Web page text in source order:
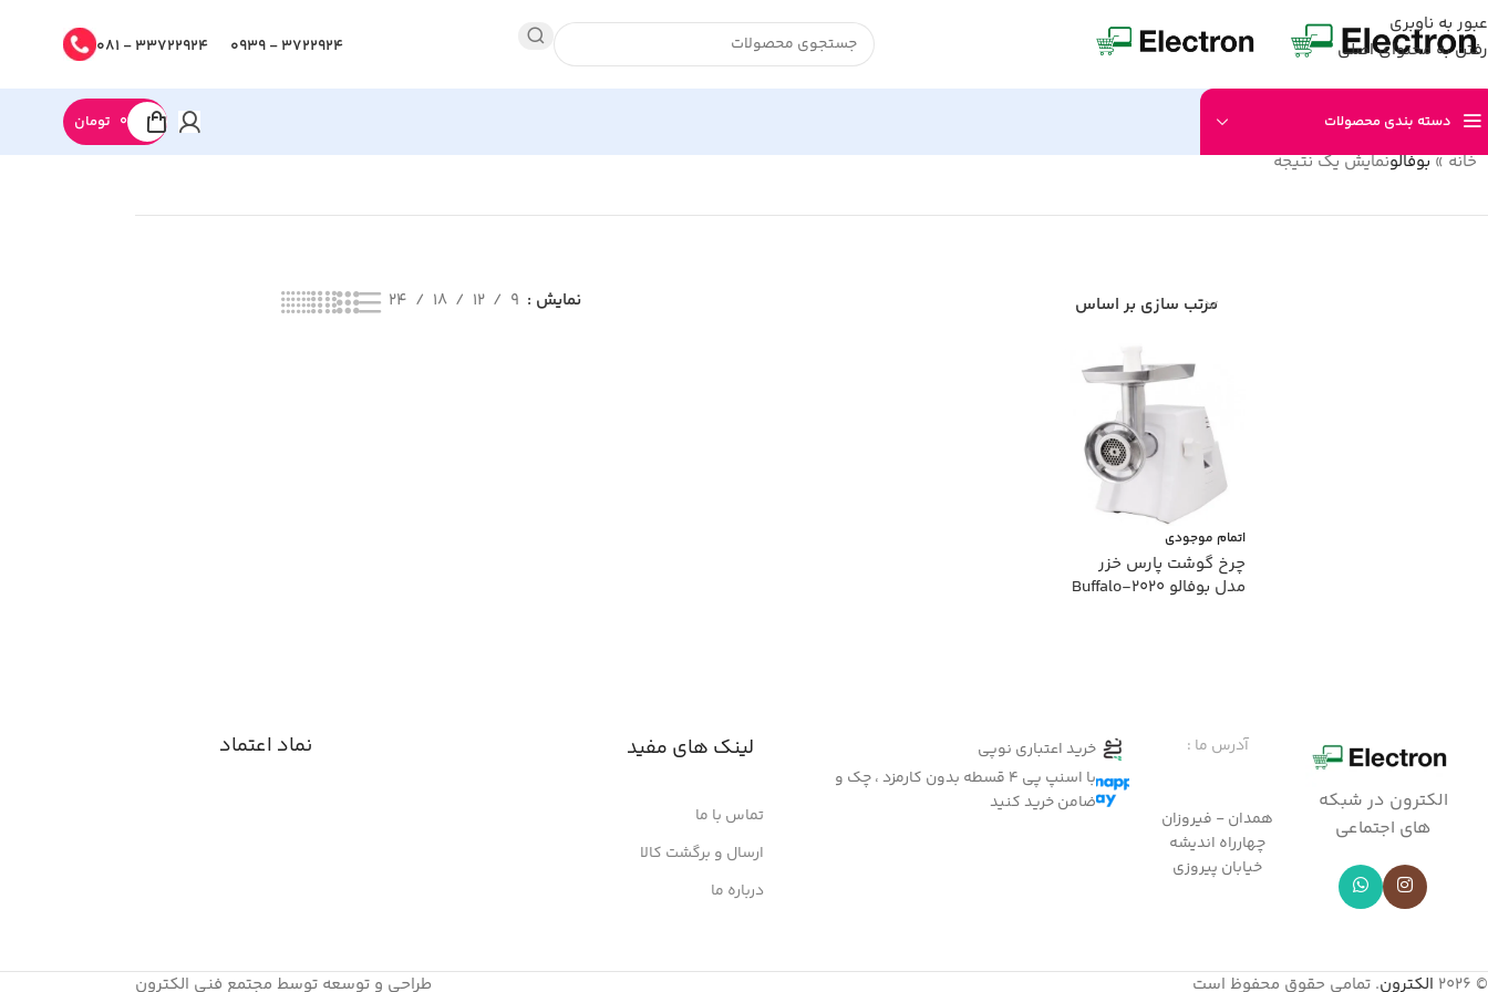
عبور به ناوبری
رفتن به محتوای اصلی
3722924 - 0939
33722924 - 081
دسته بندی محصولات 0 تومان
خانه»بوفالونمایش یک نتیجه
مرتب سازی بر اساس نمایش 9
12
18
24
اتمام موجودی
چرخ گوشت پارس خزر
مدل بوفالو Buffalo-2020
الکترون در شبکه
های اجتماعی
آدرس ما :
همدان - فیروزان
چهارراه اندیشه
خیابان پیروزی
خرید اعتباری نوپی
با اسنپ پی 4 قسطه بدون کارمزد ، چک و
ضامن خرید کنید
لینک های مفید
تماس با ما
ارسال و برگشت کالا
درباره ما
نماد اعتماد
© 2026 الکترون. تمامی حقوق محفوظ است طراحی و توسعه توسط مجتمع فنی الکترون